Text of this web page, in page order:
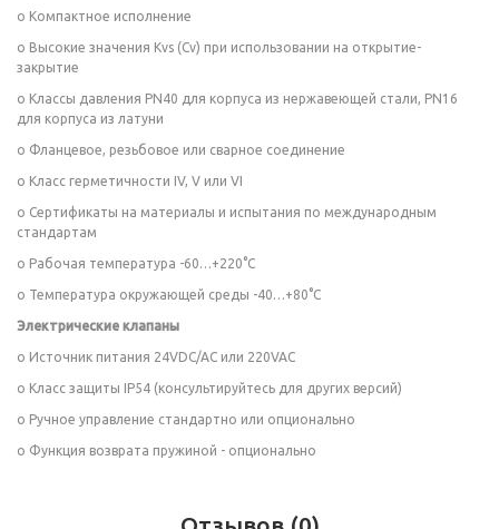
o Компактное исполнение
o Высокие значения Kvs (Cv) при использовании на открытие-
закрытие
o Классы давления PN40 для корпуса из нержавеющей стали, PN16
для корпуса из латуни
o Фланцевое, резьбовое или сварное соединение
o Класс герметичности IV, V или VI
o Сертификаты на материалы и испытания по международным
стандартам
o Рабочая температура -60…+220°C
o Температура окружающей среды -40…+80°C
Электрические клапаны
o Источник питания 24VDC/AC или 220VAC
o Класс защиты IP54 (консультируйтесь для других версий)
o Ручное управление стандартно или опционально
o Функция возврата пружиной - опционально